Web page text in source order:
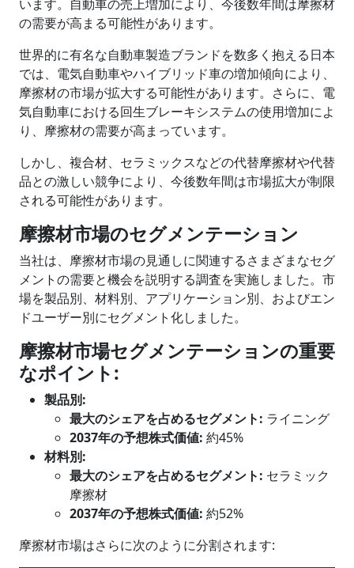
います。自動車の売上増加により、今後数年間は摩擦材
の需要が高まる可能性があります。
世界的に有名な自動車製造ブランドを数多く抱える日本
では、電気自動車やハイブリッド車の増加傾向により、
摩擦材の市場が拡大する可能性があります。さらに、電
気自動車における回生ブレーキシステムの使用増加によ
り、摩擦材の需要が高まっています。
しかし、複合材、セラミックスなどの代替摩擦材や代替
品との激しい競争により、今後数年間は市場拡大が制限
される可能性があります。
摩擦材市場のセグメンテーション
当社は、摩擦材市場の見通しに関連するさまざまなセグ
メントの需要と機会を説明する調査を実施しました。市
場を製品別、材料別、アプリケーション別、およびエン
ドユーザー別にセグメント化しました。
摩擦材市場セグメンテーションの重要
なポイント:
製品別:
最大のシェアを占めるセグメント: ライニング
2037年の予想株式価値: 約45%
材料別:
最大のシェアを占めるセグメント: セラミック
摩擦材
2037年の予想株式価値: 約52%
摩擦材市場はさらに次のように分割されます: